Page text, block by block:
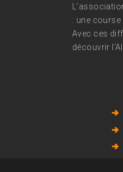
: une course
Avec ces
découvrir